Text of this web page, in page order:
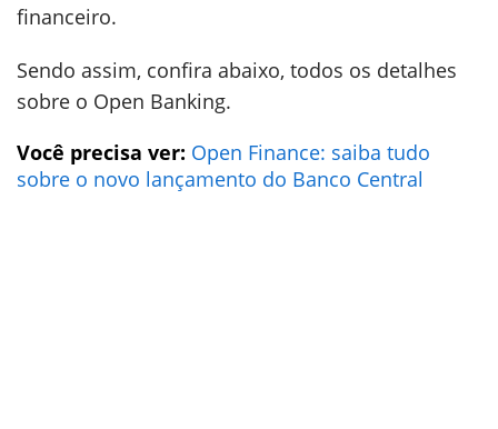
financeiro.
Sendo assim, confira abaixo, todos os detalhes
sobre o Open Banking.
Você precisa ver: Open Finance: saiba tudo
sobre o novo lançamento do Banco Central